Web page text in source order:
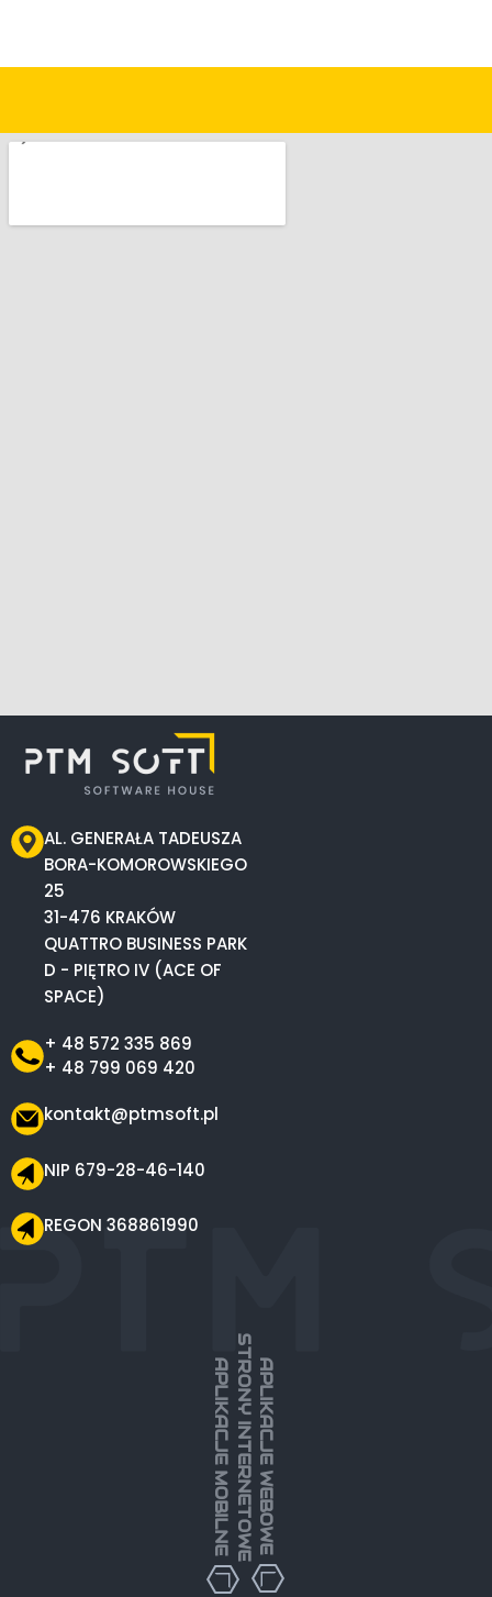
AL. GENERAŁA TADEUSZA
BORA-KOMOROWSKIEGO
25
31-476 KRAKÓW
QUATTRO BUSINESS PARK
D - PIĘTRO IV (ACE OF
SPACE)
+ 48 572 335 869
+ 48 799 069 420
kontakt@ptmsoft.pl
NIP 679-28-46-140
REGON 368861990
APLIKACJE MOBILNESTRONY INTERNETOWEAPLIKACJE WEBOWE